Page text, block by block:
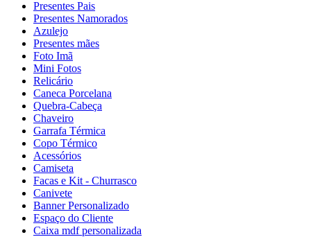
Presentes Pais
Presentes Namorados
Azulejo
Presentes mães
Foto Imã
Mini Fotos
Relicário
Caneca Porcelana
Quebra-Cabeça
Chaveiro
Garrafa Térmica
Copo Térmico
Acessórios
Camiseta
Facas e Kit - Churrasco
Canivete
Banner Personalizado
Espaço do Cliente
Caixa mdf personalizada